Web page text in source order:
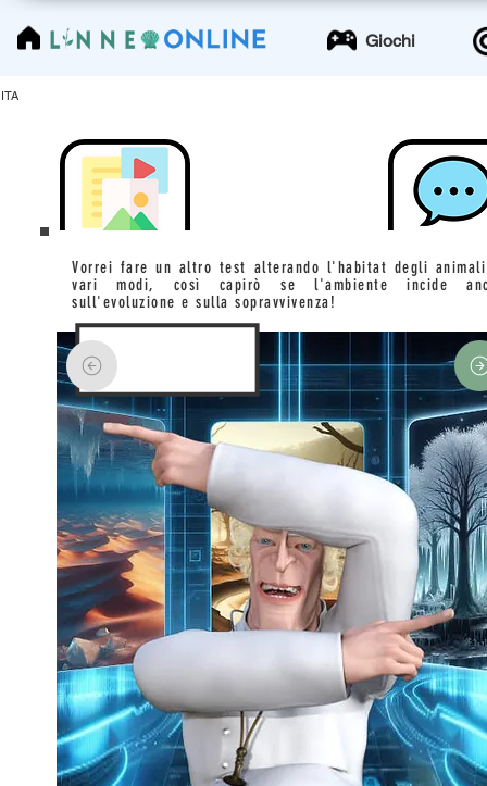
LinneoOnline Giochi
ITA
Vorrei fare un altro test alterando l'habitat degli
vari modi, così capirò se l'ambiente incide
sull'evoluzione e sulla sopravvivenza!